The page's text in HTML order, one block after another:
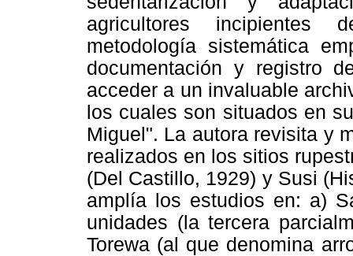
agricultores incipientes
metodología sistemática
documentación y registro
acceder a un invaluable
los cuales son situados en
Miguel". La autora revisita y
realizados en los sitios
(Del Castillo, 1929) y Susi
amplía los estudios en: a)
unidades (la tercera
Torewa (al que denomina